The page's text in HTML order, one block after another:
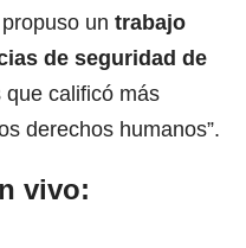
un trabajo
de seguridad de
que calificó más
derechos humanos”.
vivo: